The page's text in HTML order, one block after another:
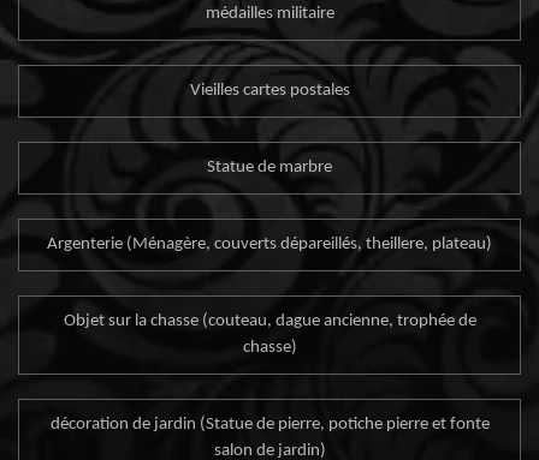
médailles militaire
Vieilles cartes postales
Statue de marbre
Argenterie (Ménagère, couverts dépareillés, theillere, plateau)
Objet sur la chasse (couteau, dague ancienne, trophée de
chasse)
décoration de jardin (Statue de pierre, potiche pierre et fonte
salon de jardin)